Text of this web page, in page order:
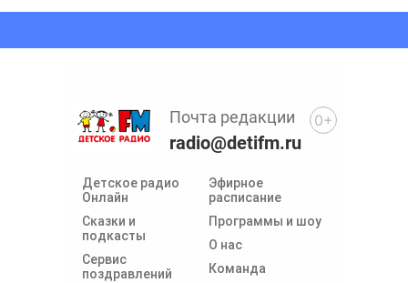
Детское радио
Онлайн
Сказки и
подкасты
Сервис
поздравлений
Эфирное
расписание
Программы и шоу
О нас
Команда
Почта редакции
radio@detifm.ru
0+